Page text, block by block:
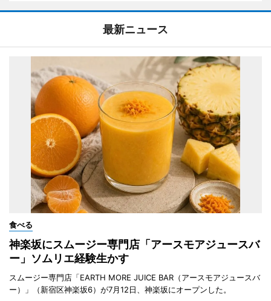
最新ニュース
食べる
神楽坂にスムージー専門店「アースモアジュースバ
ー」ソムリエ経験生かす
スムージー専門店「EARTH MORE JUICE BAR（アースモアジュースバ
ー）」（新宿区神楽坂6）が7月12日、神楽坂にオープンした。